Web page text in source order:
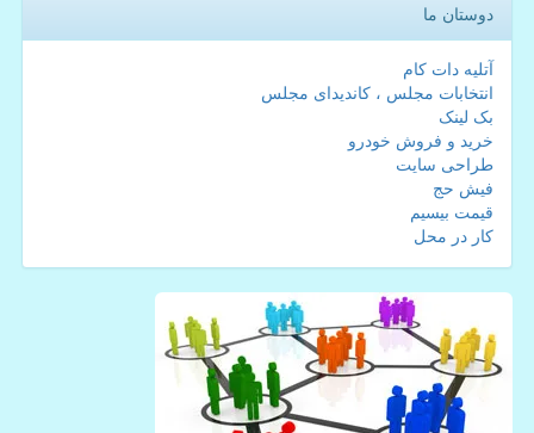
دوستان ما
آتلیه دات کام
انتخابات مجلس ، کاندیدای مجلس
بک لینک
خرید و فروش خودرو
طراحی سایت
فیش حج
قیمت بیسیم
کار در محل